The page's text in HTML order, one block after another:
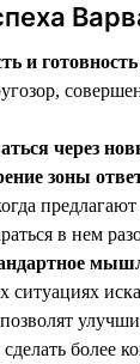
и
через
зоны
в нем
ситуациях
более